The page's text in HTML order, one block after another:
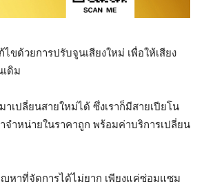
ไขด้วยการปรับจูนเสียงใหม่ เพื่อให้เสียง
เดิม
าเปลี่ยนสายใหม่ได้ ซึ่งเราก็มีสายเปียโน
ำหน่ายในราคาถูก พร้อมค่าบริการเปลี่ยน
หาที่จัดการได้ไม่ยาก เพียงแค่ซ่อมแซม